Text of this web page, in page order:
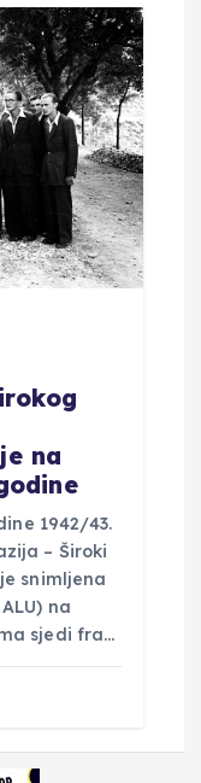
na
1942/43.
– Široki
snimljena
na
sjedi fra…